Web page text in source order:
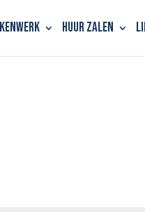
Huur zalen